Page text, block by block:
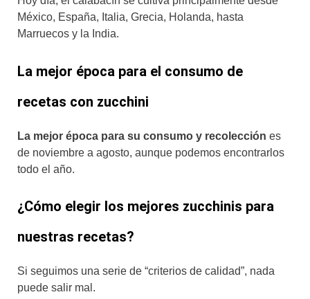
México, España, Italia, Grecia, Holanda, hasta
Marruecos y la India.
La mejor época para el consumo de
recetas con zucchini
La mejor época para su consumo y recolección es
de noviembre a agosto, aunque podemos encontrarlos
todo el año.
¿Cómo elegir los mejores zucchinis para
nuestras recetas?
Si seguimos una serie de “criterios de calidad”, nada
puede salir mal.